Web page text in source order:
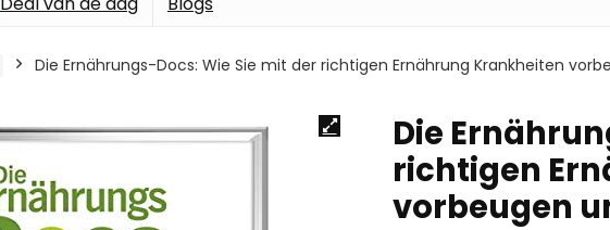
Die Ernährungs-Docs: Wie Sie mit der richtigen Ernährung Krankheiten
Die
richtigen
vorbeugen